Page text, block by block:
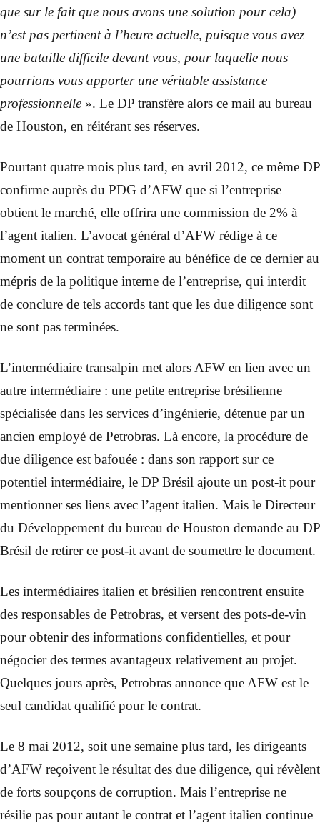
que sur le fait que nous avons une solution pour cela)
n’est pas pertinent à l’heure actuelle, puisque vous avez
une bataille difficile devant vous, pour laquelle nous
pourrions vous apporter une véritable assistance
professionnelle ». Le DP transfère alors ce mail au bureau
de Houston, en réitérant ses réserves.
Pourtant quatre mois plus tard, en avril 2012, ce même DP
confirme auprès du PDG d’AFW que si l’entreprise
obtient le marché, elle offrira une commission de 2% à
l’agent italien. L’avocat général d’AFW rédige à ce
moment un contrat temporaire au bénéfice de ce dernier au
mépris de la politique interne de l’entreprise, qui interdit
de conclure de tels accords tant que les due diligence sont
ne sont pas terminées.
L’intermédiaire transalpin met alors AFW en lien avec un
autre intermédiaire : une petite entreprise brésilienne
spécialisée dans les services d’ingénierie, détenue par un
ancien employé de Petrobras. Là encore, la procédure de
due diligence est bafouée : dans son rapport sur ce
potentiel intermédiaire, le DP Brésil ajoute un post-it pour
mentionner ses liens avec l’agent italien. Mais le Directeur
du Développement du bureau de Houston demande au DP
Brésil de retirer ce post-it avant de soumettre le document.
Les intermédiaires italien et brésilien rencontrent ensuite
des responsables de Petrobras, et versent des pots-de-vin
pour obtenir des informations confidentielles, et pour
négocier des termes avantageux relativement au projet.
Quelques jours après, Petrobras annonce que AFW est le
seul candidat qualifié pour le contrat.
Le 8 mai 2012, soit une semaine plus tard, les dirigeants
d’AFW reçoivent le résultat des due diligence, qui révèlent
de forts soupçons de corruption. Mais l’entreprise ne
résilie pas pour autant le contrat et l’agent italien continue